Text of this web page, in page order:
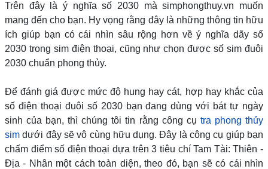
Trên đây là ý nghĩa số 2030 mà simphongthuy.vn muốn
mang đến cho bạn. Hy vọng rằng đây là những thông tin hữu
ích giúp bạn có cái nhìn sâu rộng hơn về ý nghĩa dãy số
2030 trong sim điện thoại, cũng như chọn được số sim đuôi
2030 chuẩn phong thủy.
Để đánh giá được mức độ hung hay cát, hợp hay khắc của
số điện thoại đuôi số 2030 bạn đang dùng với bát tự ngày
sinh của bạn, thì chúng tôi tin rằng công cụ tra phong thủy
sim dưới đây sẽ vô cùng hữu dụng. Đây là công cụ giúp bạn
chấm điểm số điện thoại dựa trên 3 tiêu chí Tam Tài: Thiên -
Địa - Nhân một cách toàn diện, theo đó, bạn sẽ có cái nhìn